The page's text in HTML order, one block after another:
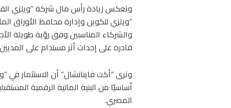
وتعكس زيادة رأس مال شركة “ويلزي
“ويلزي لتكوين وإدارة محافظ الأوراق
والشركاء المناسبين وفق رؤية طويلة
قادرة على إحداث أثر مستدام على
وترى “أكت فاينانشال” أن الاستثمار في
أساسيًا من البنية المالية الرقمية
المصري.